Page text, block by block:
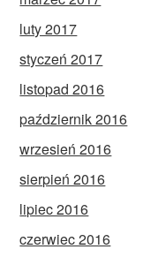
luty 2017
styczeń 2017
listopad 2016
październik 2016
wrzesień 2016
sierpień 2016
lipiec 2016
czerwiec 2016